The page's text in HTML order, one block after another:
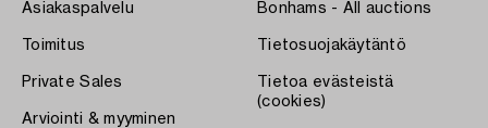
Asiakaspalvelu
Toimitus
Private Sales
Arviointi & myyminen
Bonhams - All auctions
Tietosuojakäytäntö
Tietoa evästeistä
(cookies)